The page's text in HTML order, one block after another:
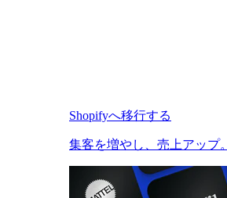
Shopifyへ移行する
集客を増やし、売上アップ。